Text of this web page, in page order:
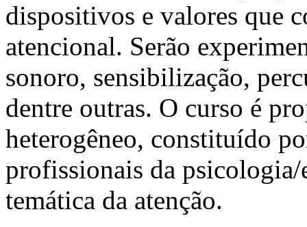
dispositivos e valores que
atencional. Serão
sonoro, sensibilização,
dentre outras. O curso é
heterogêneo, constituído
profissionais da psicologia/
temática da atenção.